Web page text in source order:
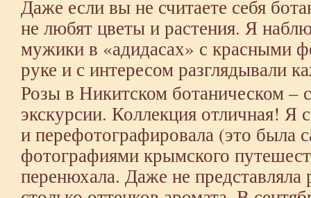
Даже если вы не считаете себя
не любят цветы и растения. Я
мужики в «адидасах» с красными
руке и с интересом разглядывали
Розы в Никитском ботаническом –
экскурсии. Коллекция отличная! Я
и перефотографировала (это была
фотографиями крымского
перенюхала. Даже не